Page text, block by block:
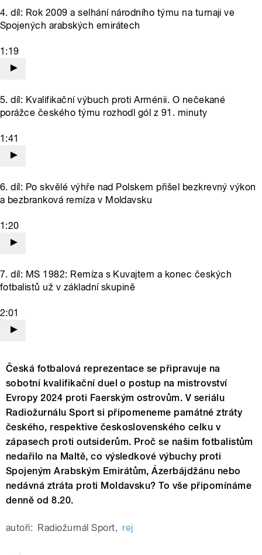
4. díl: Rok 2009 a selhání národního týmu na turnaji ve
Spojených arabských emirátech
1:19
5. díl: Kvalifikační výbuch proti Arménii. O nečekané
porážce českého týmu rozhodl gól z 91. minuty
1:41
6. díl: Po skvělé výhře nad Polskem přišel bezkrevný výkon
a bezbranková remíza v Moldavsku
1:20
7. díl: MS 1982: Remíza s Kuvajtem a konec českých
fotbalistů už v základní skupině
2:01
Česká fotbalová reprezentace se připravuje na
sobotní kvalifikační duel o postup na mistrovství
Evropy 2024 proti Faerským ostrovům. V seriálu
Radiožurnálu Sport si připomeneme památné ztráty
českého, respektive československého celku v
zápasech proti outsiderům. Proč se našim fotbalistům
nedařilo na Maltě, co výsledkové výbuchy proti
Spojeným Arabským Emirátům, Ázerbájdžánu nebo
nedávná ztráta proti Moldavsku? To vše připomínáme
denně od 8.20.
autoři: Radiožurnál Sport, rej